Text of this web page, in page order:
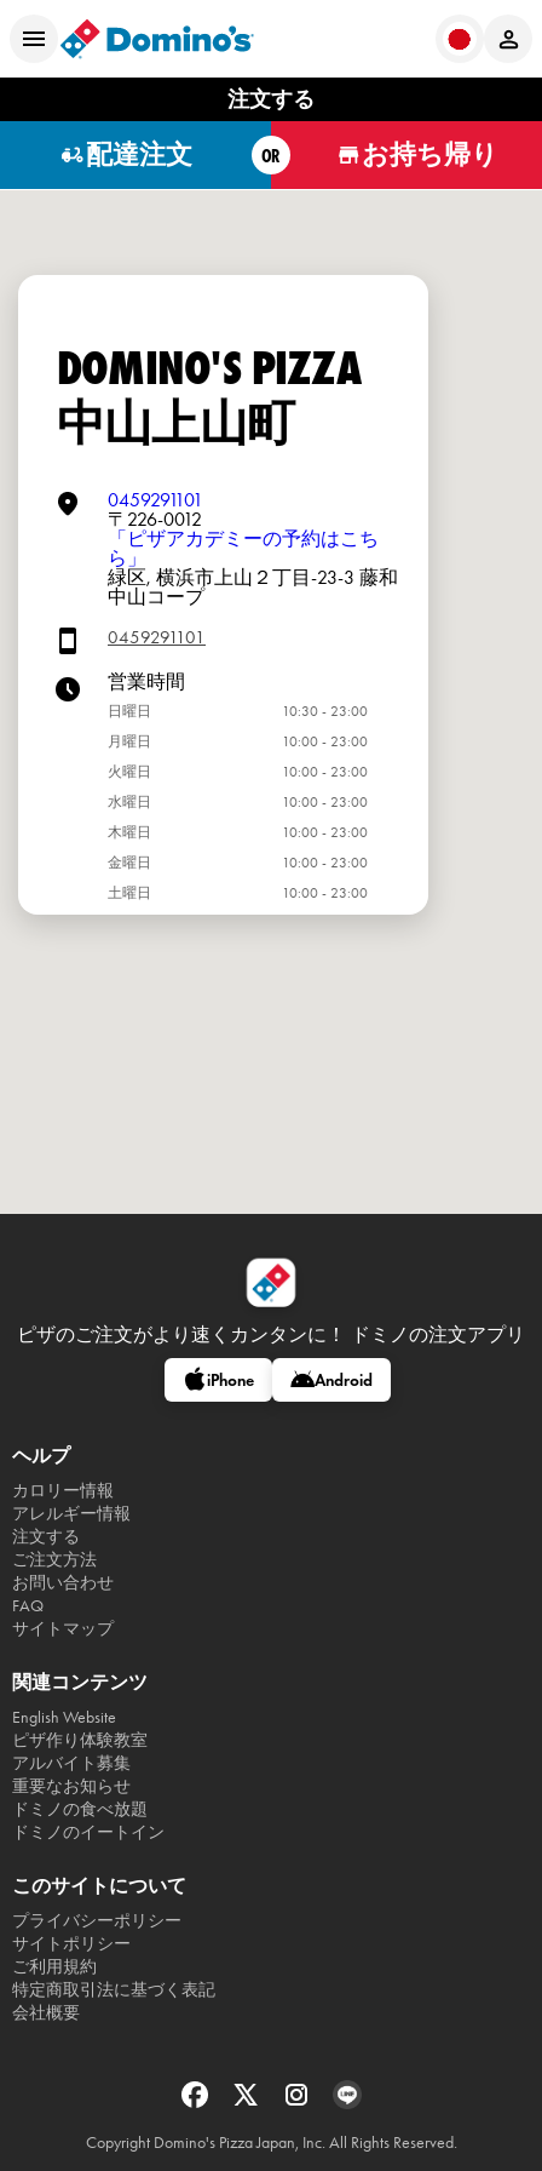
注文する
配達注文 OR お持ち帰り
DOMINO'S PIZZA
中山上山町
0459291101
〒226-0012
「ピザアカデミーの予約はこち
ら」
緑区, 横浜市上山２丁目-23-3 藤和
中山コープ
0459291101
営業時間
日曜日
10:30 - 23:00
月曜日
10:00 - 23:00
火曜日
10:00 - 23:00
水曜日
10:00 - 23:00
木曜日
10:00 - 23:00
金曜日
10:00 - 23:00
土曜日
10:00 - 23:00
ピザのご注文がより速くカンタンに！ ドミノの注文アプリ
iPhone Android
ヘルプ
カロリー情報
アレルギー情報
注文する
ご注文方法
お問い合わせ
FAQ
サイトマップ
関連コンテンツ
English Website
ピザ作り体験教室
アルバイト募集
重要なお知らせ
ドミノの食べ放題
ドミノのイートイン
このサイトについて
プライバシーポリシー
サイトポリシー
ご利用規約
特定商取引法に基づく表記
会社概要
Copyright Domino's Pizza Japan, Inc. All Rights Reserved.